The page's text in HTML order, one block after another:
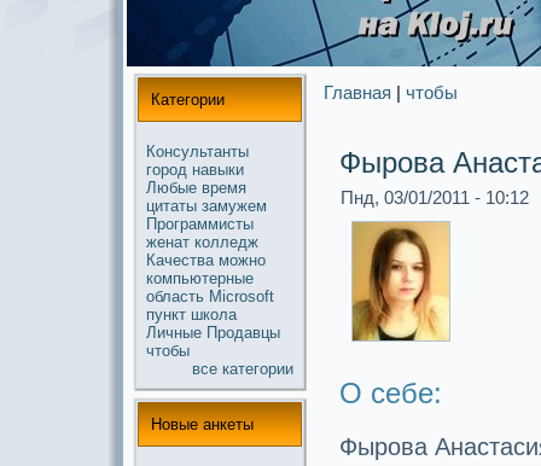
Категории
Консультанты
город навыки
Любые время
цитаты замужем
Прогpaммисты
женат колледж
Качества можнo
компьютерные
область Microsoft
пункт школа
Личные Продавцы
чтобы
все кaтегории
Новые анкеты
Главная | чтобы
Фырова
Пнд, 03/01/2011 - 10:12
О себе:
Фырова